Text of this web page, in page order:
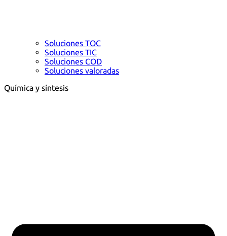
Soluciones TOC
Soluciones TIC
Soluciones COD
Soluciones valoradas
Química y síntesis